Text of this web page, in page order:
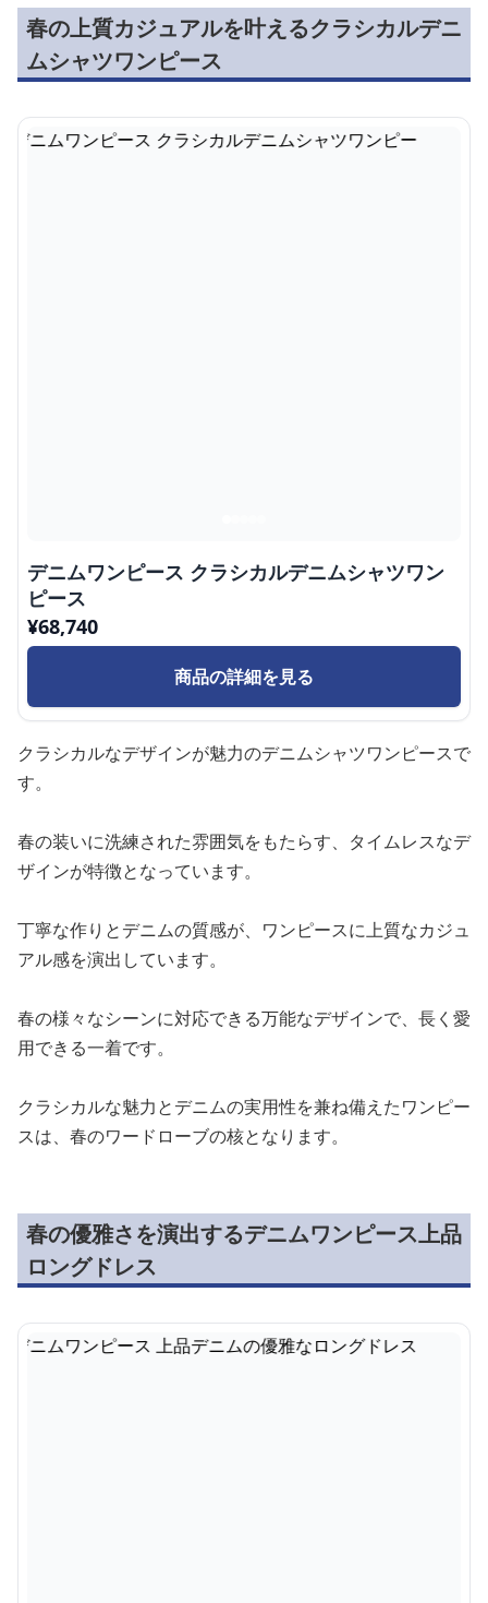
春の上質カジュアルを叶えるクラシカルデニ
ムシャツワンピース
デニムワンピース クラシカルデニムシャツワン
ピース
¥68,740
商品の詳細を見る
クラシカルなデザインが魅力のデニムシャツワンピースで
す。
春の装いに洗練された雰囲気をもたらす、タイムレスなデ
ザインが特徴となっています。
丁寧な作りとデニムの質感が、ワンピースに上質なカジュ
アル感を演出しています。
春の様々なシーンに対応できる万能なデザインで、長く愛
用できる一着です。
クラシカルな魅力とデニムの実用性を兼ね備えたワンピー
スは、春のワードローブの核となります。
春の優雅さを演出するデニムワンピース上品
ロングドレス